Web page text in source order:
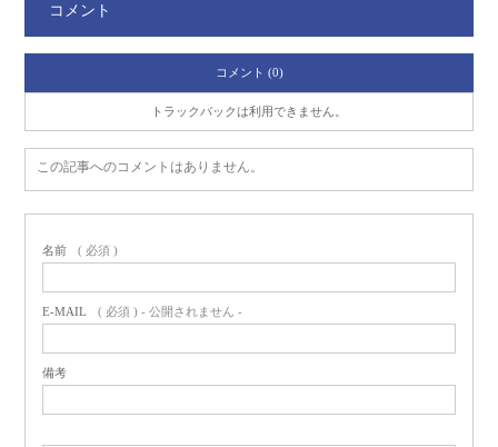
コメント
コメント (0)
トラックバックは利用できません。
この記事へのコメントはありません。
名前 ( 必須 )
E-MAIL ( 必須 ) - 公開されません -
備考